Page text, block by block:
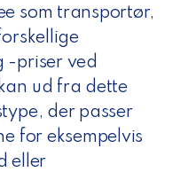
som transportør,
-priser ved
ud fra dette
der passer
for eksempelvis
eller